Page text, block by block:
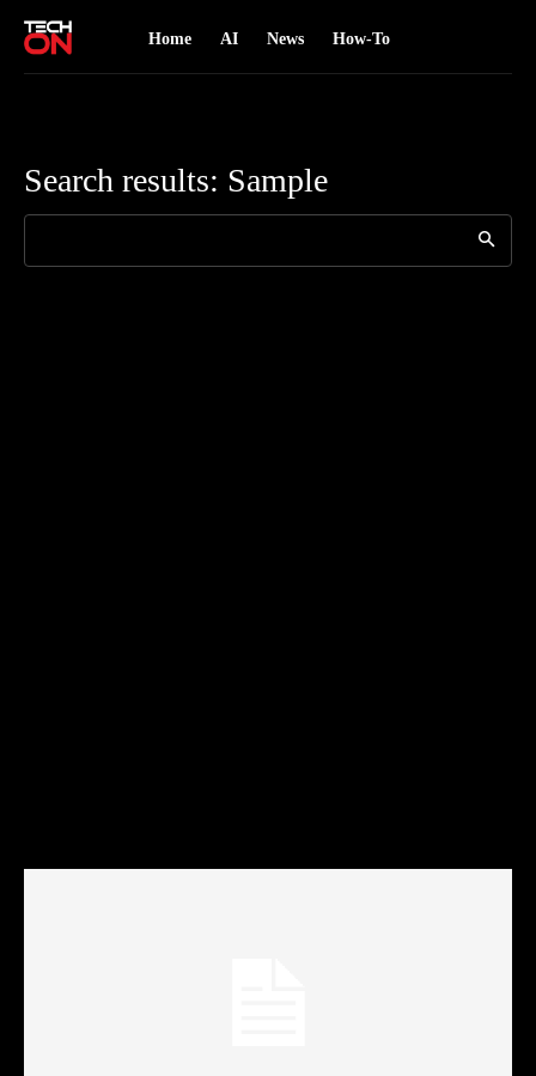
Home AI News How-To
Search results: Sample